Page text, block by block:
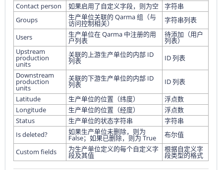
Contact person
如果启用了自定义字段，则为空
字符串
Groups
生产单位关联的 Qarma 组（与
访问控制相关）
字符串列表
Users
生产单位在 Qarma 中注册的用
户列表
待添加（用户
列表）
Upstream
production
units
关联的上游生产单位的内部 ID
列表
ID 列表
Downstream
production
units
关联的下游生产单位的内部 ID
列表
ID 列表
Latitude
生产单位的位置（纬度）
浮点数
Longitude
生产单位的位置（经度）
浮点数
Status
生产单位的状态字符串
字符串
Is deleted?
如果生产单位未删除，则为
False；如果已删除，则为 True
布尔值
Custom fields
为生产单位定义的每个自定义字
段及其值
根据自定义字
段类型的格式